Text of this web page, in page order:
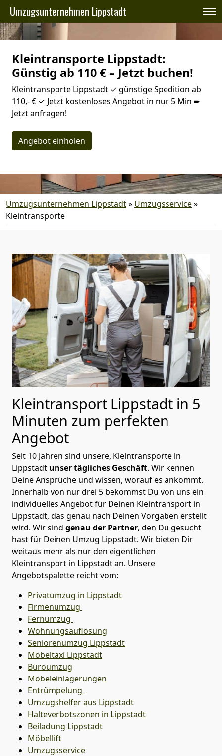
Umzugsunternehmen Lippstadt
Kleintransporte Lippstadt:
Günstig ab 110 € – Jetzt buchen!
Kleintransporte Lippstadt ✓ günstige Spedition ab
110,- € ✓ Jetzt kostenloses Angebot in nur 5 Min ➨
Jetzt anfragen!
Angebot einholen
Umzugsunternehmen Lippstadt» Umzugsservice»
Kleintransporte
Kleintransport Lippstadt in 5
Minuten zum perfekten
Angebot
Seit 10 Jahren sind unsere, Kleintransporte in
Lippstadt unser tägliches Geschäft. Wir kennen
Deine Ansprüche und wissen, worauf es ankommt.
Innerhalb von nur drei 5 bekommst Du von uns ein
individuelles Angebot für Deinen Kleintransport in
Lippstadt, das genau nach Deinen Vorgaben erstellt
wird. Wir sind genau der Partner, den Du gesucht
hast für Deinen Umzug Lippstadt. Wir bieten Dir
weitaus mehr als nur den eigentlichen
Kleintransport in Lippstadt an. Unsere
Angebotspalette reicht vom:
Privatumzug in Lippstadt
Firmenumzug
Fernumzug
Wohnungsauflösung
Seniorenumzug Lippstadt
Möbeltaxi Lippstadt
Büroumzug
Möbeleinlagerungen
Entrümpelung
Umzugshelfer aus Lippstadt
Halteverbotszonen in Lippstadt
Beiladung Lippstadt
Möbellift
Umzugsservice